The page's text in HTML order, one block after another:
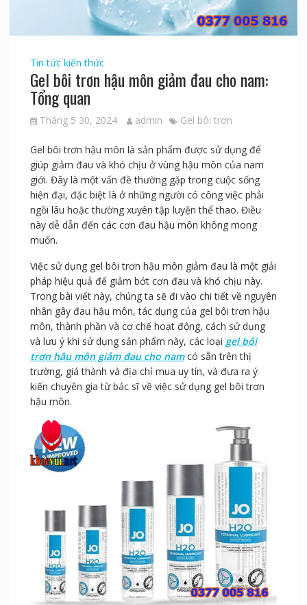
Tin tức kiến thức
Gel bôi trơn hậu môn giảm đau cho nam:
Tổng quan
Tháng 5 30, 2024 admin Gel bôi trơn
Gel bôi trơn hậu môn là sản phẩm được sử dụng để
giúp giảm đau và khó chịu ở vùng hậu môn của nam
giới. Đây là một vấn đề thường gặp trong cuộc sống
hiện đại, đặc biệt là ở những người có công việc phải
ngồi lâu hoặc thường xuyên tập luyện thể thao. Điều
này dễ dẫn đến các cơn đau hậu môn không mong
muốn.
Việc sử dụng gel bôi trơn hậu môn giảm đau là một giải
pháp hiệu quả để giảm bớt cơn đau và khó chịu này.
Trong bài viết này, chúng ta sẽ đi vào chi tiết về nguyên
nhân gây đau hậu môn, tác dụng của gel bôi trơn hậu
môn, thành phần và cơ chế hoạt động, cách sử dụng
và lưu ý khi sử dụng sản phẩm này, các loại gel bôi
trơn hậu môn giảm đau cho namcó sẵn trên thị
trường, giá thành và địa chỉ mua uy tín, và đưa ra ý
kiến chuyên gia từ bác sĩ về việc sử dụng gel bôi trơn
hậu môn.